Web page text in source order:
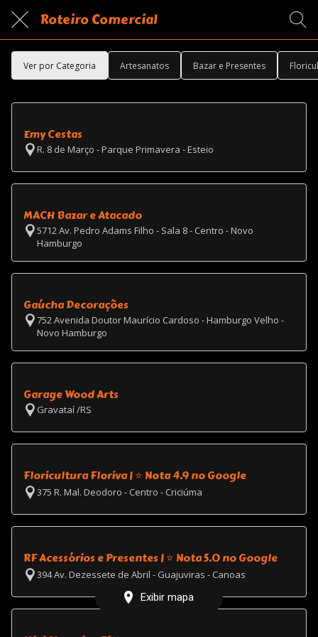
Roteiro Comercial
Ver por Categoria Artesanatos Bazar e Presentes
Emy Cestas
R. 8 de Março - Parque Primavera - Esteio
MACH Bazar e Atacado
5712 Av. Pedro Adams Filho - Sala 8 - Centro - Novo
Hamburgo
Gaúcha Decorações
752 Avenida Doutor Maurício Cardoso - Hamburgo Velho -
Novo Hamburgo
Garage Wood Arts
Gravataí /RS
Floricultura Floriva | ⭐ Nota 4.9 no Google
375 R. Mal. Deodoro - Centro - Criciúma
RF Acessórios e Presentes | ⭐ Nota 5.0 no Google
394 Av. Dezessete de Abril - Guajuviras - Canoas
Exibir mapa